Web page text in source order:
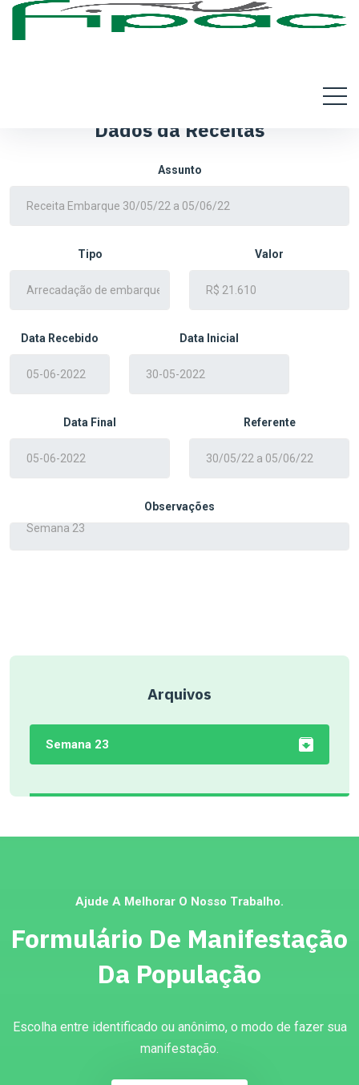
Arquivos
Semana 23
Dados da Receitas
Assunto
Tipo Valor
Data Recebido Data Inicial
Data Final Referente
Observações
Ajude A Melhorar O Nosso Trabalho.
Formulário De Manifestação
Da População
Escolha entre identificado ou anônimo, o modo de fazer sua
manifestação.